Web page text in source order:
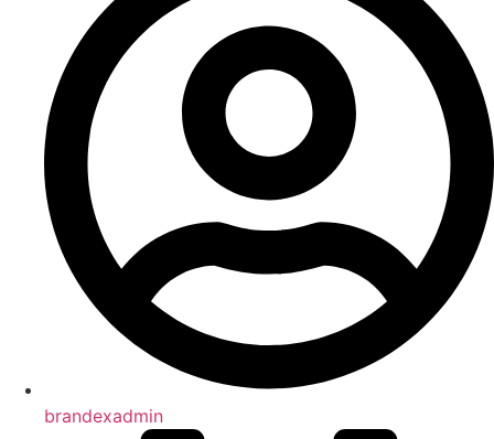
brandexadmin